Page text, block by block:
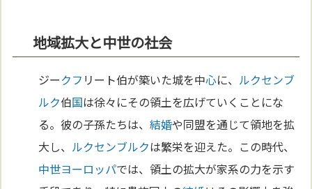
地域拡大と中世の社会
ジークフ リート伯が築いた城を中心に、 ルクセンブ
ルク伯国は徐々にその領土を広げていくことにな
る。彼の子孫たちは、結婚や同盟を通じて領地を拡
大し、 ルクセンブルクは繁栄を迎えた。この時代、
中世ヨーロッパでは、領土の拡大が家系の力を示す